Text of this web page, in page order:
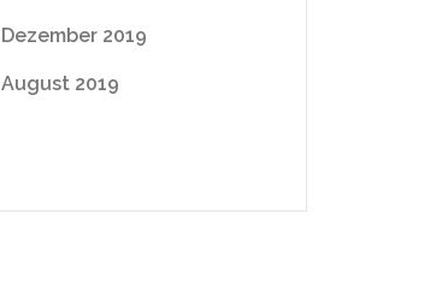
Dezember 2019
August 2019